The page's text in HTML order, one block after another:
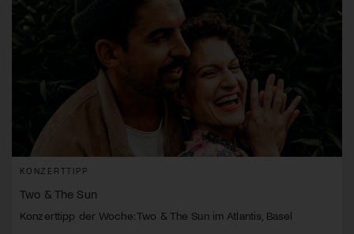
KONZERTTIPP
Two & The Sun
Konzerttipp der Woche: Two & The Sun im Atlantis, Basel